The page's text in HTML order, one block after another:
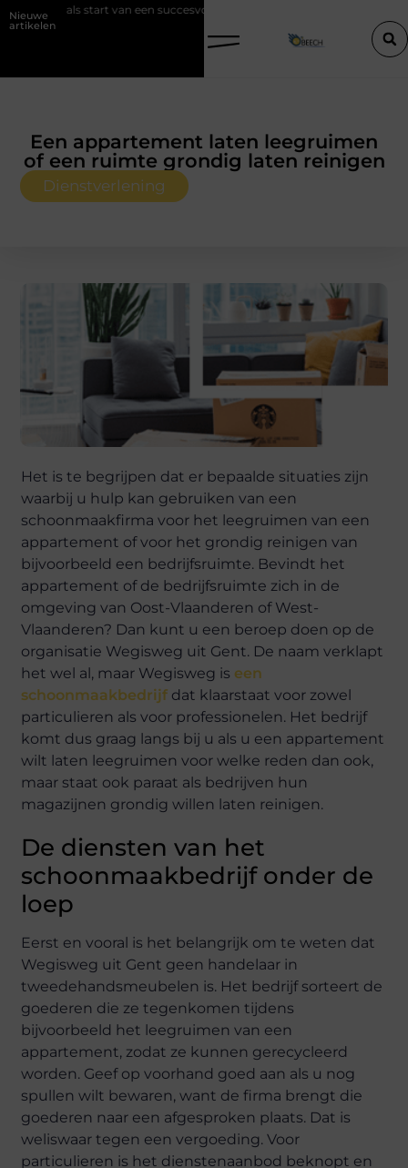
Nieuwe
artikelen
een succesvolle verkoop Goed onderhoud loont altijd bij de
Een appartement laten leegruimen
of een ruimte grondig laten reinigen
Dienstverlening
Het is te begrijpen dat er bepaalde situaties zijn
waarbij u hulp kan gebruiken van een
schoonmaakfirma voor het leegruimen van een
appartement of voor het grondig reinigen van
bijvoorbeeld een bedrijfsruimte. Bevindt het
appartement of de bedrijfsruimte zich in de
omgeving van Oost-Vlaanderen of West-
Vlaanderen? Dan kunt u een beroep doen op de
organisatie Wegisweg uit Gent. De naam verklapt
het wel al, maar Wegisweg is een
schoonmaakbedrijf dat klaarstaat voor zowel
particulieren als voor professionelen. Het bedrijf
komt dus graag langs bij u als u een appartement
wilt laten leegruimen voor welke reden dan ook,
maar staat ook paraat als bedrijven hun
magazijnen grondig willen laten reinigen.
De diensten van het
schoonmaakbedrijf onder de
loep
Eerst en vooral is het belangrijk om te weten dat
Wegisweg uit Gent geen handelaar in
tweedehandsmeubelen is. Het bedrijf sorteert de
goederen die ze tegenkomen tijdens
bijvoorbeeld het leegruimen van een
appartement, zodat ze kunnen gerecycleerd
worden. Geef op voorhand goed aan als u nog
spullen wilt bewaren, want de firma brengt die
goederen naar een afgesproken plaats. Dat is
weliswaar tegen een vergoeding. Voor
particulieren is het dienstenaanbod beknopt en